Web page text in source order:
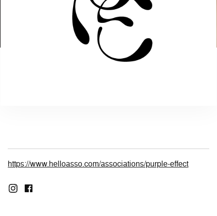
https://www.helloasso.com/associations/purple-effect